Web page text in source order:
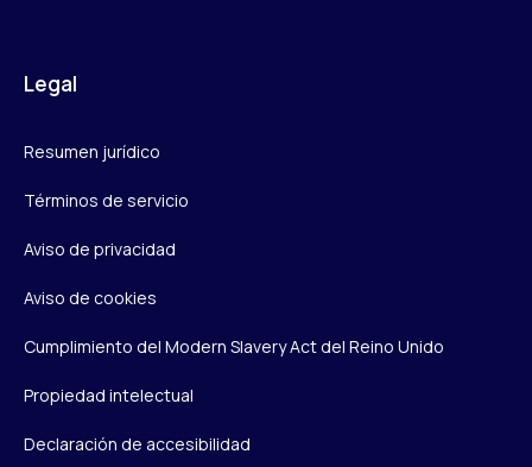
Legal
Resumen jurídico
Términos de servicio
Aviso de privacidad
Aviso de cookies
Cumplimiento del Modern Slavery Act del Reino Unido
Propiedad intelectual
Declaración de accesibilidad